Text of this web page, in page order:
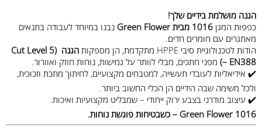
הגנה מושלמת בידיים שלך!
כפפות המגן 1016 מבית Green Flower
נבנו במיוחד לעבודה בתנאים
מאתגרים עם חומרים חדים.
הודות לטכנולוגיית סיבי HPPE מתקדמת, הן מספקות
הגנה (Cut Level 5
– EN388) מפני חתכים, מבלי לוותר על גמישות, נוחות חוזק ואוורור.
✔️ אידיאליות לעובדי תעשייה, למטבחים מקצועיים, לחיתוך מתכת וזכוכית,
ולכל משימה שבה הידיים הן הכלי החשוב ביותר.
✔️ עיצוב מודרני בצבע ירוק ייחודי – שמבליט מקצועיות ואיכות.
Green Flower 1016 – כשבטיחות פוגשת נוחות.